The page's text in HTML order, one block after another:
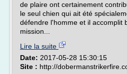
de plaire ont certainement
le seul chien qui ait été
défendre l'homme et il accomplit
mission...
Lire la suite
Date: 2017-05-28 15:30:15
Site : http://